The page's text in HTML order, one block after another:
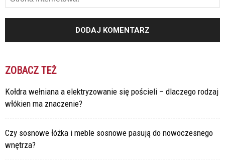
ZOBACZ TEŻ
Kołdra wełniana a elektryzowanie się pościeli – dlaczego rodzaj
włókien ma znaczenie?
Czy sosnowe łóżka i meble sosnowe pasują do nowoczesnego
wnętrza?